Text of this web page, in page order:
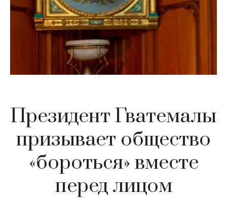
Президент Гватемалы
призывает общество
«бороться» вместе
перед лицом